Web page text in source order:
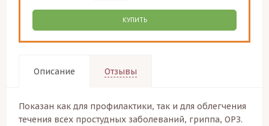
КУПИТЬ
Описание Отзывы
Показан как для профилактики, так и для облегчения
течения всех простудных заболеваний, гриппа, ОРЗ.